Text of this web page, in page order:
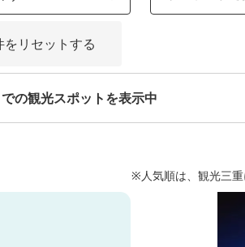
をリセットする
の観光スポットを表示中
※人気順は、観光三